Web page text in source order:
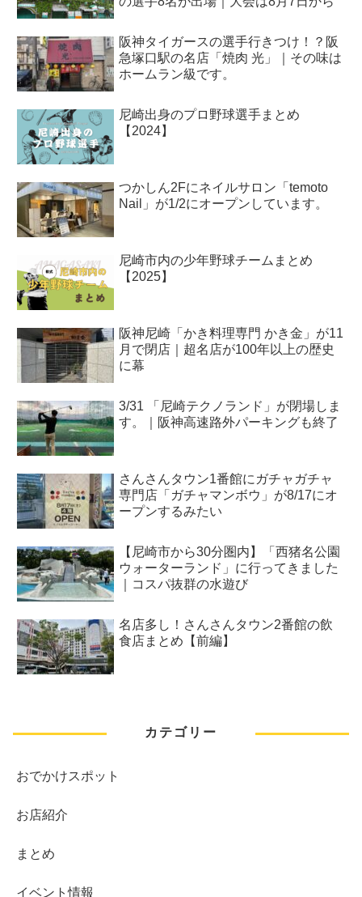
阪神タイガースの選手行きつけ！？阪
急塚口駅の名店「焼肉 光」｜その味は
ホームラン級です。
尼崎出身のプロ野球選手まとめ
【2024】
つかしん2Fにネイルサロン「temoto
Nail」が1/2にオープンしています。
尼崎市内の少年野球チームまとめ
【2025】
阪神尼崎「かき料理専門 かき金」が11
月で閉店｜超名店が100年以上の歴史
に幕
3/31 「尼崎テクノランド」が閉場しま
す。｜阪神高速路外パーキングも終了
さんさんタウン1番館にガチャガチャ
専門店「ガチャマンボウ」が8/17にオ
ープンするみたい
【尼崎市から30分圏内】「西猪名公園
ウォーターランド」に行ってきました
｜コスパ抜群の水遊び
名店多し！さんさんタウン2番館の飲
食店まとめ【前編】
カテゴリー
おでかけスポット
お店紹介
まとめ
イベント情報